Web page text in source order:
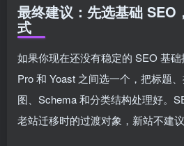
最终建议：先选基础 SEO
式
如果你现在还没有稳定的 SEO 基
Pro 和 Yoast 之间选一个，把标题
图、Schema 和分类结构处理好。
老站迁移时的过渡对象，新站不建议